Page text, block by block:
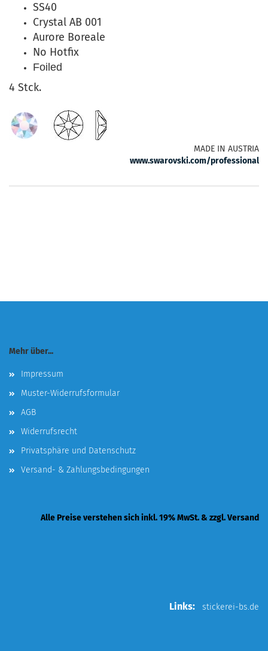
SS40
Crystal AB 001
Aurore Boreale
No Hotfix
Foiled
4 Stck.
MADE IN AUSTRIA
www.swarovski.com/professional
Mehr über...
Impressum
Muster-Widerrufsformular
AGB
Widerrufsrecht
Privatsphäre und Datenschutz
Versand- & Zahlungsbedingungen
Alle Preise verstehen sich inkl. 19% MwSt. & zzgl. Versand
Links: stickerei-bs.de